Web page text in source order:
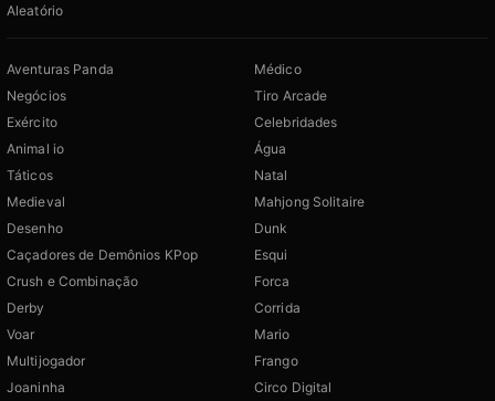
Aleatório
Aventuras Panda
Negócios
Exército
Animal io
Táticos
Medieval
Desenho
Caçadores de Demônios KPop
Crush e Combinação
Derby
Voar
Multijogador
Joaninha
Médico
Tiro Arcade
Celebridades
Água
Natal
Mahjong Solitaire
Dunk
Esqui
Forca
Corrida
Mario
Frango
Circo Digital